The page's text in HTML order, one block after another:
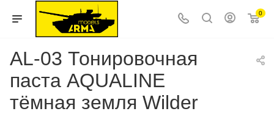
0
AL-03 Тонировочная
паста AQUALINE
тёмная земля Wilder